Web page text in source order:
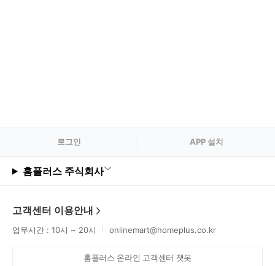
로그인 APP 설치
홈플러스 주식회사
고객센터 이용안내
업무시간 : 10시 ~ 20시 onlinemart@homeplus.co.kr
홈플러스 온라인 고객센터 챗봇